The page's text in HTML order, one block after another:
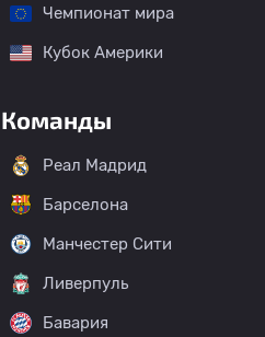
Чемпионат мира
Кубок Америки
Команды
Реал Мадрид
Барселона
Манчестер Сити
Ливерпуль
Бавария